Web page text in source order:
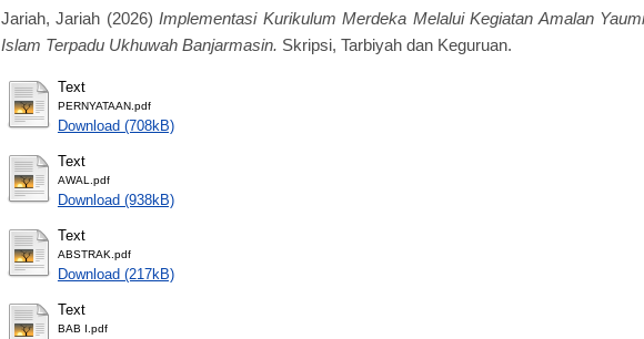
Jariah, Jariah (2026)Implementasi Kurikulum Merdeka Melalui Kegiatan Amalan
Islam Terpadu Ukhuwah Banjarmasin. Skripsi, Tarbiyah dan Keguruan.
Text
PERNYATAAN.pdf
Download (708kB)
Text
AWAL.pdf
Download (938kB)
Text
ABSTRAK.pdf
Download (217kB)
Text
BAB I.pdf